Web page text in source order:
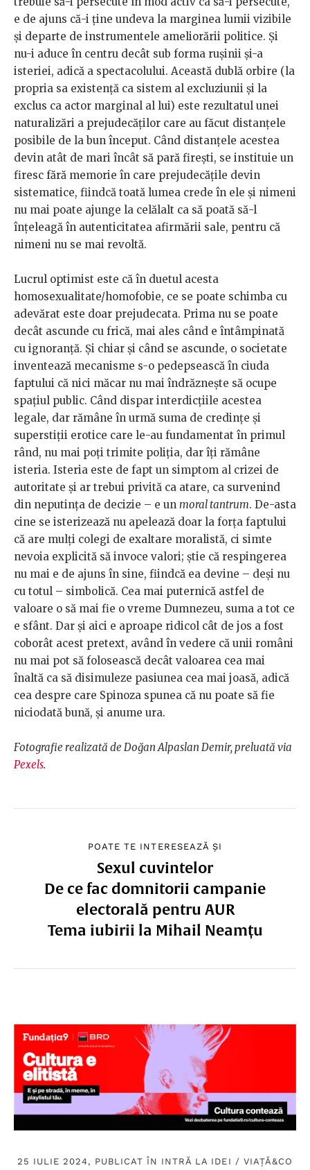
e de ajuns că-i ține undeva la marginea lumii vizibile
și departe de instrumentele ameliorării politice. Și
nu-i aduce în centru decât sub forma rușinii și-a
isteriei, adică a spectacolului. Această dublă orbire (la
propria sa existență ca sistem al excluziunii și la
exclus ca actor marginal al lui) este rezultatul unei
naturalizări a prejudecăților care au făcut distanțele
posibile de la bun început. Când distanțele acestea
devin atât de mari încât să pară firești, se instituie un
firesc fără memorie în care prejudecățile devin
sistematice, fiindcă toată lumea crede în ele și nimeni
nu mai poate ajunge la celălalt ca să poată să-l
înțeleagă în autenticitatea afirmării sale, pentru că
nimeni nu se mai revoltă.
Lucrul optimist este că în duetul acesta
homosexualitate/homofobie, ce se poate schimba cu
adevărat este doar prejudecata. Prima nu se poate
decât ascunde cu frică, mai ales când e întâmpinată
cu ignoranță. Și chiar și când se ascunde, o societate
inventează mecanisme s-o pedepsească în ciuda
faptului că nici măcar nu mai îndrăznește să ocupe
spațiul public. Când dispar interdicțiile acestea
legale, dar rămâne în urmă suma de credințe și
superstiții erotice care le-au fundamentat în primul
rând, nu mai poți trimite poliția, dar îți rămâne
isteria. Isteria este de fapt un simptom al crizei de
autoritate și ar trebui privită ca atare, ca survenind
din neputința de decizie – e un moral tantrum. De-asta
cine se isterizează nu apelează doar la forța faptului
că are mulți colegi de exaltare moralistă, ci simte
nevoia explicită să invoce valori; știe că respingerea
nu mai e de ajuns în sine, fiindcă ea devine – deși nu
cu totul – simbolică. Cea mai puternică astfel de
valoare o să mai fie o vreme Dumnezeu, suma a tot ce
e sfânt. Dar și aici e aproape ridicol cât de jos a fost
coborât acest pretext, având în vedere că unii români
nu mai pot să folosească decât valoarea cea mai
înaltă ca să disimuleze pasiunea cea mai joasă, adică
cea despre care Spinoza spunea că nu poate să fie
niciodată bună, și anume ura.
Fotografie realizată de Doğan Alpaslan Demir, preluată via
Pexels.
POATE TE INTERESEAZĂ ȘI
Sexul cuvintelor
De ce fac domnitorii campanie
electorală pentru AUR
Tema iubirii la Mihail Neamțu
25 IULIE 2024, PUBLICAT ÎN INTRĂ LA IDEI / VIAȚĂ&CO